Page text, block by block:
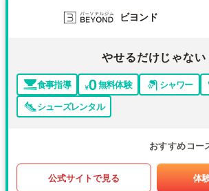
ビヨンド
やせるだけじゃない
食事指導 無料体験 シャワー
シューズレンタル
おすすめコー
公式サイトで見る 体